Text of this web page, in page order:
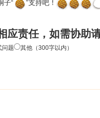
子“ ”支持吧！
应责任，如需协助
问题 其他（300字以内）